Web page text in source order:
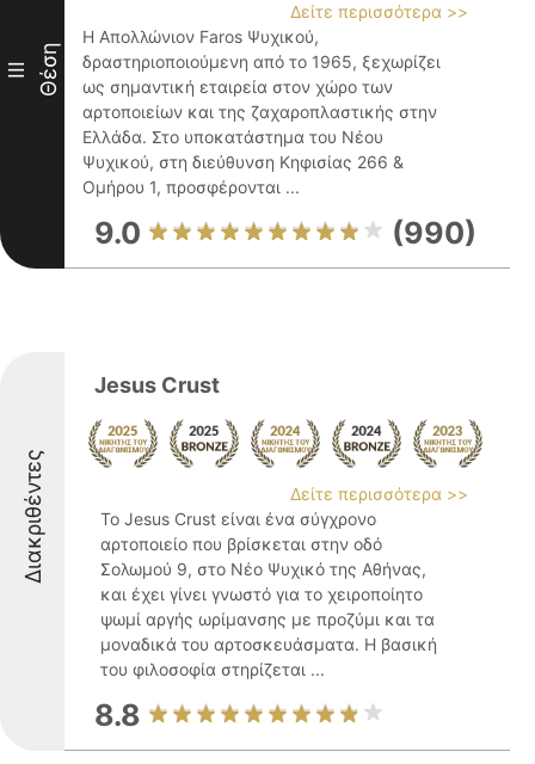
III Θέση
Δείτε περισσότερα >>
Η Απολλώνιον Faros Ψυχικού,
δραστηριοποιούμενη από το 1965, ξεχωρίζει
ως σημαντική εταιρεία στον χώρο των
αρτοποιείων και της ζαχαροπλαστικής στην
Ελλάδα. Στο υποκατάστημα του Νέου
Ψυχικού, στη διεύθυνση Κηφισίας 266 &
Ομήρου 1, προσφέρονται ...
9.0 (990)
Διακριθέντες
Jesus Crust
Δείτε περισσότερα >>
Το Jesus Crust είναι ένα σύγχρονο
αρτοποιείο που βρίσκεται στην οδό
Σολωμού 9, στο Νέο Ψυχικό της Αθήνας,
και έχει γίνει γνωστό για το χειροποίητο
ψωμί αργής ωρίμανσης με προζύμι και τα
μοναδικά του αρτοσκευάσματα. Η βασική
του φιλοσοφία στηρίζεται ...
8.8